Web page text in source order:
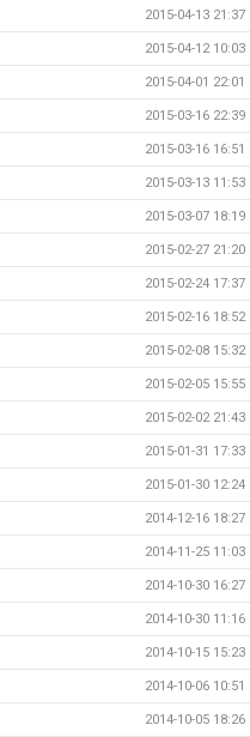
2015-04-13 21:37
2015-04-12 10:03
2015-04-01 22:01
2015-03-16 22:39
2015-03-16 16:51
2015-03-13 11:53
2015-03-07 18:19
2015-02-27 21:20
2015-02-24 17:37
2015-02-16 18:52
2015-02-08 15:32
2015-02-05 15:55
2015-02-02 21:43
2015-01-31 17:33
2015-01-30 12:24
2014-12-16 18:27
2014-11-25 11:03
2014-10-30 16:27
2014-10-30 11:16
2014-10-15 15:23
2014-10-06 10:51
2014-10-05 18:26